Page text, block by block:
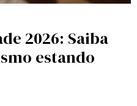
2026: Saiba
estando